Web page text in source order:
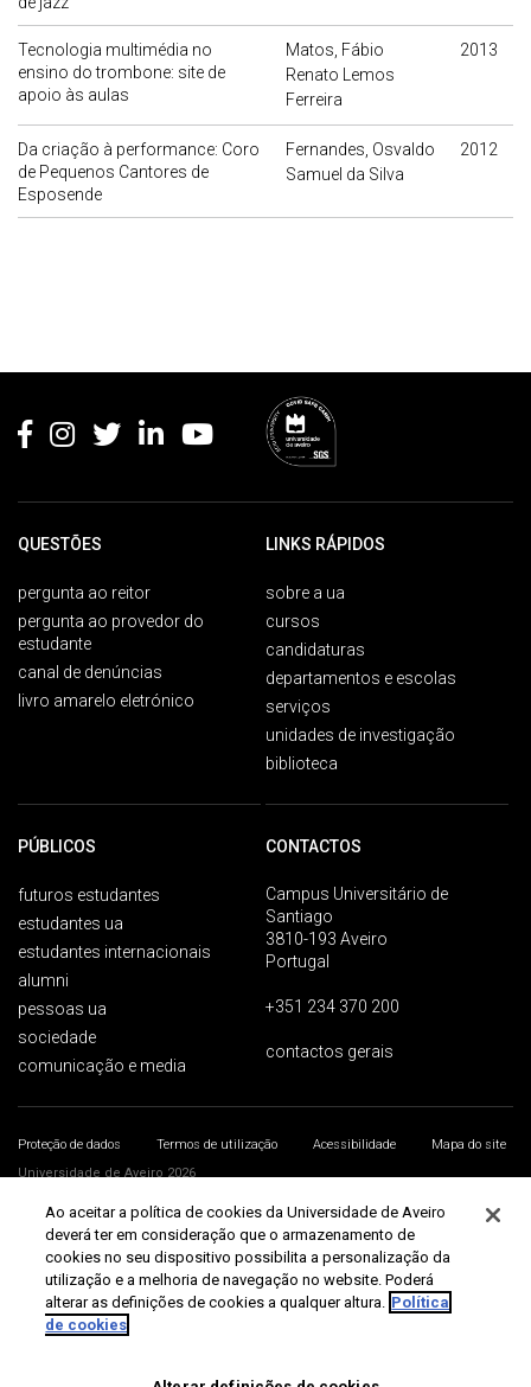
Tecnologia multimédia no
ensino do trombone: site de
apoio às aulas
Matos, Fábio
Renato Lemos
Ferreira
2013
Da criação à performance: Coro
de Pequenos Cantores de
Esposende
Fernandes, Osvaldo
Samuel da Silva
2012
QUESTÕES
pergunta ao reitor
pergunta ao provedor do
estudante
canal de denúncias
livro amarelo eletrónico
LINKS RÁPIDOS
sobre a ua
cursos
candidaturas
departamentos e escolas
serviços
unidades de investigação
biblioteca
PÚBLICOS
futuros estudantes
estudantes ua
estudantes internacionais
alumni
pessoas ua
sociedade
comunicação e media
CONTACTOS
Campus Universitário de
Santiago
3810-193 Aveiro
Portugal
+351 234 370 200
contactos gerais
Proteção de dados Termos de utilização Acessibilidade
Mapa do site
Universidade de Aveiro 2026
Ao aceitar a política de cookies da Universidade de Aveiro
deverá ter em consideração que o armazenamento de
cookies no seu dispositivo possibilita a personalização da
utilização e a melhoria de navegação no website. Poderá
alterar as definições de cookies a qualquer altura. Política
de cookies